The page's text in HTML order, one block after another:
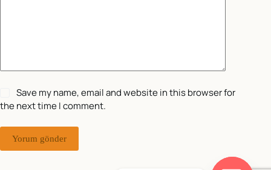
Save my name, email and website in this browser for
the next time I comment.
Yorum gönder